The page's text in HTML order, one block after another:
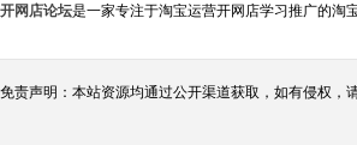
开网店论坛是一家专注于淘宝运营开网店学习推广的淘
免责声明：本站资源均通过公开渠道获取，如有侵权，